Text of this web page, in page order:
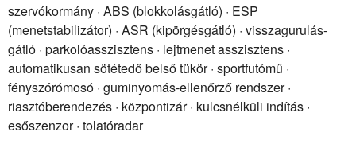
szervókormány · ABS (blokkolásgátló) · ESP
(menetstabilizátor) · ASR (kipörgésgátló) · visszagurulás-
gátló · parkolóasszisztens · lejtmenet asszisztens ·
automatikusan sötétedő belső tükör · sportfutómű ·
fényszórómosó · guminyomás-ellenőrző rendszer ·
riasztóberendezés · központizár · kulcsnélküli indítás ·
esőszenzor · tolatóradar